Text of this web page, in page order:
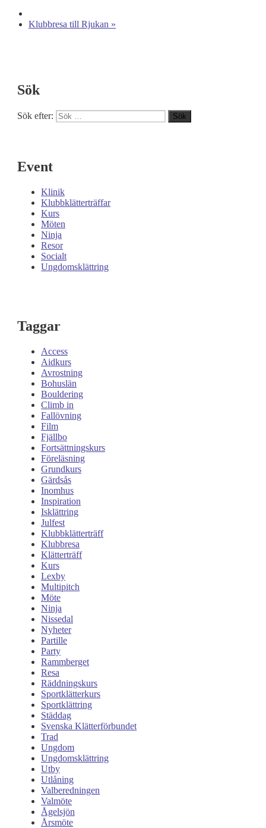
Klubbresa till Rjukan »
Sök
Sök efter: Sök
Event
Klinik
Klubbklätterträffar
Kurs
Möten
Ninja
Resor
Socialt
Ungdomsklättring
Taggar
Access
Aidkurs
Avrostning
Bohuslän
Bouldering
Climb in
Fallövning
Film
Fjällbo
Fortsättningskurs
Föreläsning
Grundkurs
Gärdsås
Inomhus
Inspiration
Isklättring
Julfest
Klubbklätterträff
Klubbresa
Klätterträff
Kurs
Lexby
Multipitch
Möte
Ninja
Nissedal
Nyheter
Partille
Party
Rammberget
Resa
Räddningskurs
Sportklätterkurs
Sportklättring
Städdag
Svenska Klätterförbundet
Trad
Ungdom
Ungdomsklättring
Utby
Utlåning
Valberedningen
Valmöte
Ågelsjön
Årsmöte